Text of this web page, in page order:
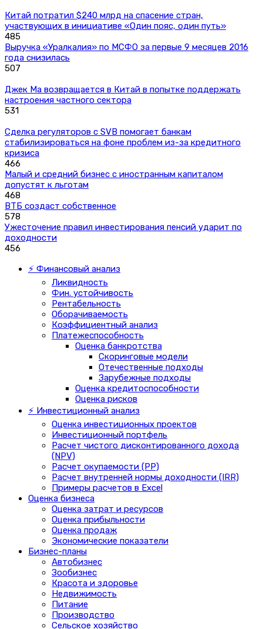
Китай потратил $240 млрд на спасение стран,
участвующих в инициативе «Один пояс, один путь»
485
Выручка «Уралкалия» по МСФО за первые 9 месяцев 2016
года снизилась
507
Джек Ма возвращается в Китай в попытке поддержать
настроения частного сектора
531
Сделка регуляторов с SVB помогает банкам
стабилизироваться на фоне проблем из-за кредитного
кризиса
466
Малый и средний бизнес с иностранным капиталом
допустят к льготам
468
ВТБ создаст собственное
578
Ужесточение правил инвестирования пенсий ударит по
доходности
456
⚡ Финансовый анализ
Ликвидность
Фин. устойчивость
Рентабельность
Оборачиваемость
Коэффициентный анализ
Платежеспособность
Оценка банкротства
Скоринговые модели
Отечественные подходы
Зарубежные подходы
Оценка кредитоспособности
Оценка рисков
⚡ Инвестиционный анализ
Оценка инвестиционных проектов
Инвестиционный портфель
Расчет чистого дисконтированного дохода
(NPV)
Расчет окупаемости (PP)
Расчет внутренней нормы доходности (IRR)
Примеры расчетов в Excel
Оценка бизнеса
Оценка затрат и ресурсов
Оценка прибыльности
Оценка продаж
Экономические показатели
Бизнес-планы
Автобизнес
Зообизнес
Красота и здоровье
Недвижимость
Питание
Производство
Сельское хозяйство